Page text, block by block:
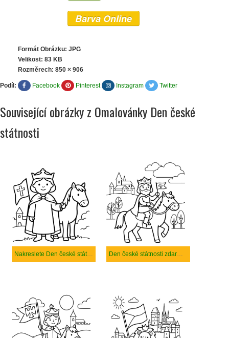
Barva Online
Formát Obrázku: JPG
Velikost: 83 KB
Rozměrech: 850 × 906
Podíl: Facebook Pinterest Instagram Twitter
Související obrázky z Omalovánky Den české
státnosti
Nakreslete Den české státnosti zdarma prostý